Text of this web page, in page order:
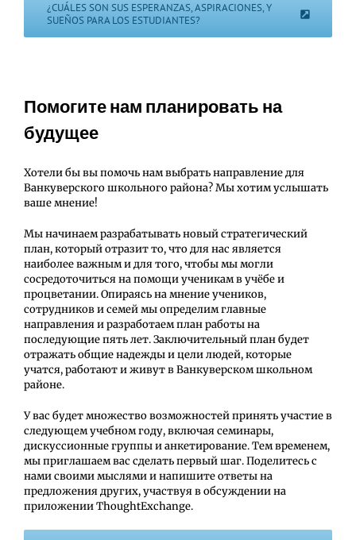
¿CUÁLES SON SUS ESPERANZAS, ASPIRACIONES, Y
SUEÑOS PARA LOS ESTUDIANTES?
Помогите нам планировать на
будущее
Хотели бы вы помочь нам выбрать направление для
Ванкуверского школьного района? Мы хотим услышать
ваше мнение!
Мы начинаем разрабатывать новый стратегический
план, который отразит то, что для нас является
наиболее важным и для того, чтобы мы могли
сосредоточиться на помощи ученикам в учёбе и
процветании. Опираясь на мнение учеников,
сотрудников и семей мы определим главные
направления и разработаем план работы на
последующие пять лет. Заключительный план будет
отражать общие надежды и цели людей, которые
учатся, работают и живут в Ванкуверском школьном
районе.
У вас будет множество возможностей принять участие в
следующем учебном году, включая семинары,
дискуссионные группы и анкетирование. Тем временем,
мы приглашаем вас сделать первый шаг. Поделитесь с
нами своими мыслями и напишите ответы на
предложения других, участвуя в обсуждении на
приложении ThoughtExchange.